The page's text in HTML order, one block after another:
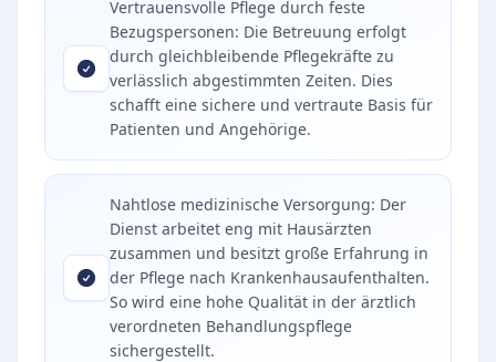
Vertrauensvolle Pflege durch feste
Bezugspersonen: Die Betreuung erfolgt
durch gleichbleibende Pflegekräfte zu
verlässlich abgestimmten Zeiten. Dies
schafft eine sichere und vertraute Basis für
Patienten und Angehörige.
Nahtlose medizinische Versorgung: Der
Dienst arbeitet eng mit Hausärzten
zusammen und besitzt große Erfahrung in
der Pflege nach Krankenhausaufenthalten.
So wird eine hohe Qualität in der ärztlich
verordneten Behandlungspflege
sichergestellt.